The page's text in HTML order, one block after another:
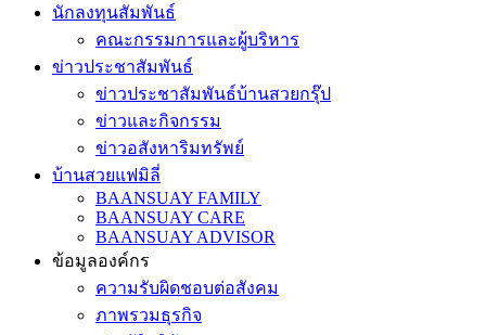
นักลงทุนสัมพันธ์
คณะกรรมการและผู้บริหาร
ข่าวประชาสัมพันธ์
ข่าวประชาสัมพันธ์บ้านสวยกรุ๊ป
ข่าวและกิจกรรม
ข่าวอสังหาริมทรัพย์
บ้านสวยแฟมิลี่
BAANSUAY FAMILY
BAANSUAY CARE
BAANSUAY ADVISOR
ข้อมูลองค์กร
ความรับผิดชอบต่อสังคม
ภาพรวมธุรกิจ